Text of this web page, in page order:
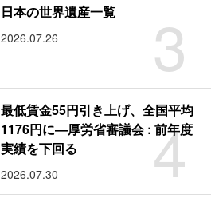
3
日本の世界遺産一覧
2026.07.26
4
最低賃金55円引き上げ、全国平均
1176円に―厚労省審議会 : 前年度
実績を下回る
2026.07.30